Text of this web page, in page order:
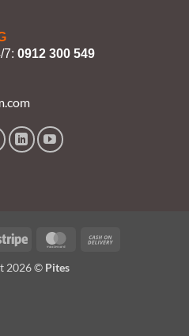
7:0912 300 549
Stripe MasterCard
2026 © Pites